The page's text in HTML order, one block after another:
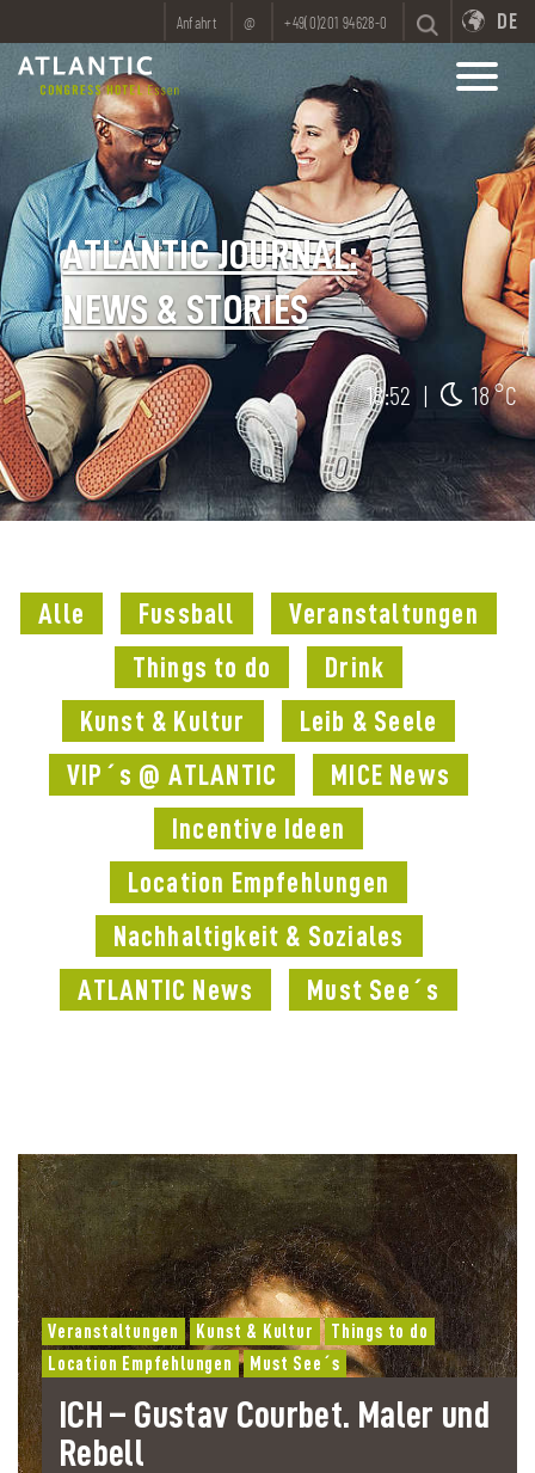
Anfahrt @ +49(0)201 94628-0 DE
ATLANTIC JOURNAL:
NEWS & STORIES
18:52 | 18 °C
Alle Fussball
Veranstaltungen
Things to do
Drink
Kunst & Kultur
Leib & Seele
VIP´s @ ATLANTIC
MICE News
Incentive Ideen
Location Empfehlungen
Nachhaltigkeit & Soziales
ATLANTIC News
Must See´s
Veranstaltungen Kunst & Kultur
Things to do
Location Empfehlungen
Must See´s
ICH – Gustav Courbet. Maler und
Rebell